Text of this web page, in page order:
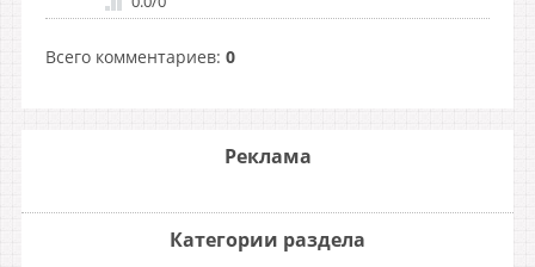
Всего комментариев: 0
Реклама
Категории раздела